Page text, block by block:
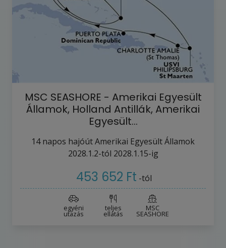
MSC SEASHORE - Amerikai Egyesült
Államok, Holland Antillák, Amerikai
Egyesült…
14napos hajóútAmerikai Egyesült Államok
2028.1.2-tól 2028.1.15-ig
453 652 Ft -tól
egyéni
utazás
teljes
ellátás
MSC
SEASHORE